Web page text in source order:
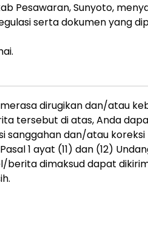
Pesawaran, Sunyoto,
serta dokumen yang
dirugikan dan/atau
tersebut di atas, Anda
sanggahan dan/atau koreksi
1 ayat (11) dan (12)
berita dimaksud dapat